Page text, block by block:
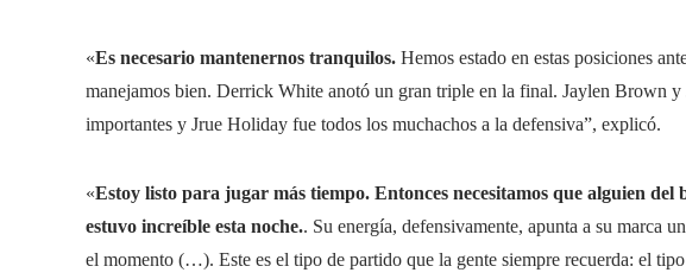
«Es necesario mantenernos tranquilos. Hemos estado en estas posiciones
manejamos bien. Derrick White anotó un gran triple en la final. Jaylen Brown y
importantes y Jrue Holiday fue todos los muchachos a la defensiva”, explicó.
«Estoy listo para jugar más tiempo. Entonces necesitamos que alguien
estuvo increíble esta noche.. Su energía, defensivamente, apunta a su marca
el momento (…). Este es el tipo de partido que la gente siempre recuerda: el